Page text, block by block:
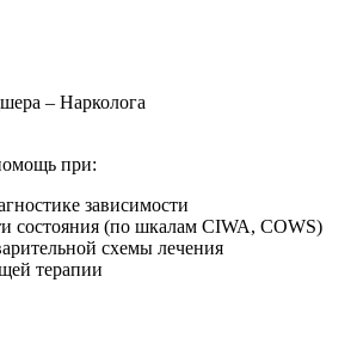
– Нарколога
при:
зависимости
состояния (по шкалам CIWA, COWS)
схемы лечения
терапии